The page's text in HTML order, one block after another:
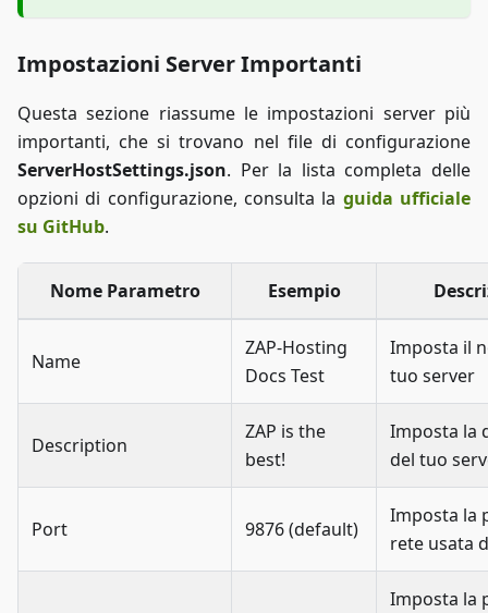
Impostazioni Server Importanti
Questa sezione riassume le impostazioni server più
importanti, che si trovano nel file di configurazione
ServerHostSettings.json. Per la lista completa delle
opzioni di configurazione, consulta la guida ufficiale
su GitHub.
Nome Parametro Esempio
Name
ZAP-Hosting
Docs Test
Imposta il
tuo server
Description
ZAP is the
best!
Imposta la
del tuo
Port 9876 (default)
Imposta la
rete usata
Imposta la